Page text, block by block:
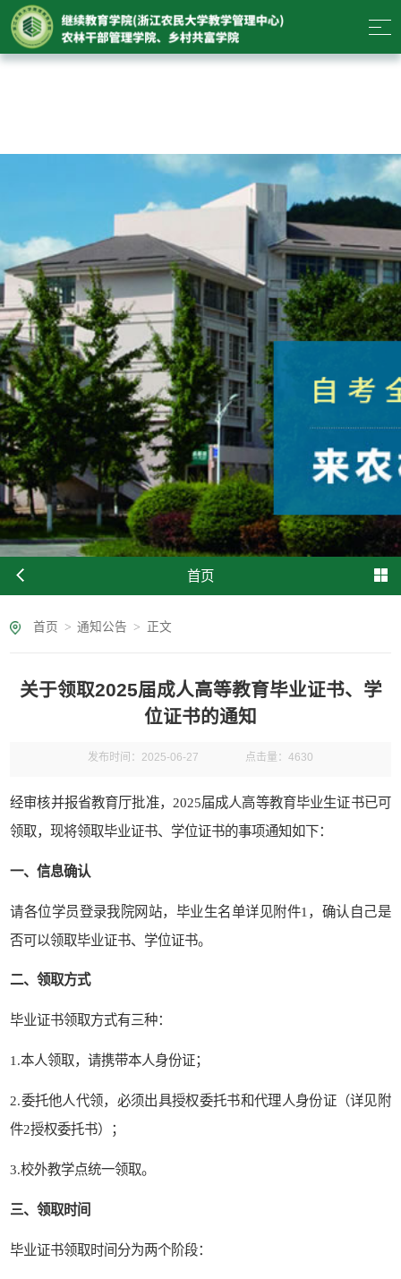
首页
首页 > 通知公告 > 正文
关于领取2025届成人高等教育毕业证书、学
位证书的通知
发布时间：2025-06-27 点击量： 4630
经审核并报省教育厅批准， 2025届成人高等教育毕业生证书已可
领取，现将领取毕业证书、 学位证书的事项通知如下：
一、信息确认
请各位学员登录我院网站，毕业生名单详见附件1 ，确认自己是
否可以领取毕业证书、 学位证书。
二、领取方式
毕业证书领取方式有三种：
1.本人领取，请携带本人身份证；
2.委托他人代领，必须出具授权委托书和代理人身份证（详见附
件2授权委托书）；
3.校外教学点统一领取。
三、领取时间
毕业证书领取时间分为两个阶段：